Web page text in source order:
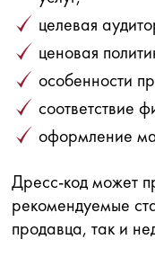
целевая
ценовая
особенности
соответствие
оформление
Дресс-код может
рекомендуемые
продавца, так и